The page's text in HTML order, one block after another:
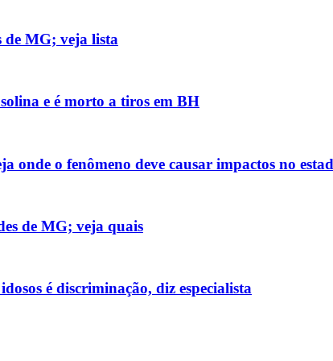
de MG; veja lista
e é morto a tiros em BH
onde o fenômeno deve causar impactos no
de MG; veja quais
é discriminação, diz especialista